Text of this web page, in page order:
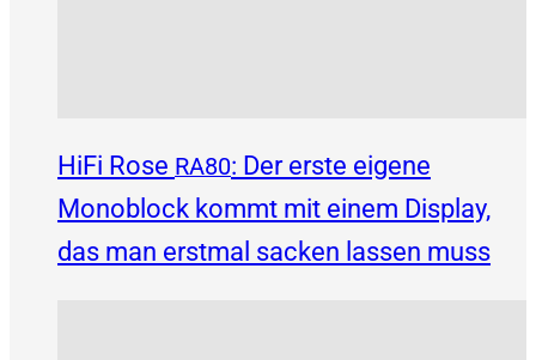
HiFi Rose RA80: Der erste eigene
Monoblock kommt mit einem Display,
das man erstmal sacken lassen muss